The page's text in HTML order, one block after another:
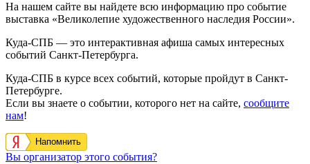
На нашем сайте вы найдете всю информацию про событие
выставка «Великолепие художественного наследия России».
Куда-СПБ — это интерактивная афиша самых интересных
событий Санкт-Петербурга.
Куда-СПБ в курсе всех событий, которые пройдут в Санкт-
Петербурге.
Если вы знаете о событии, которого нет на сайте, сообщите
нам!
Напомнить
Вы организатор этого события?